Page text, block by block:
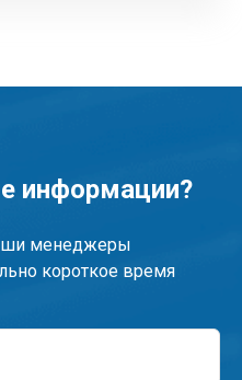
информации?
менеджеры
короткое время